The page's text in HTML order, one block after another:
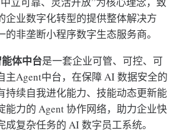
企业数字化转型的提供整体解决方
非垄断小程序数字生态服务商。
体中台是一套企业可管、可控、可
主Agent中台，在保障 AI 数据安全的
持续自我进化能力、技能动态更新能
能力的 Agent 协作网络，助力企业快
成复杂任务的 AI 数字员工系统。